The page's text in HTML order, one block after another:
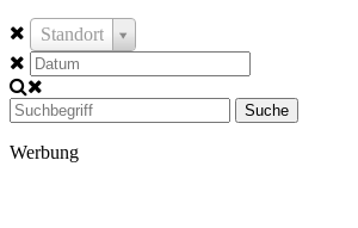
Standort
Suche
Werbung